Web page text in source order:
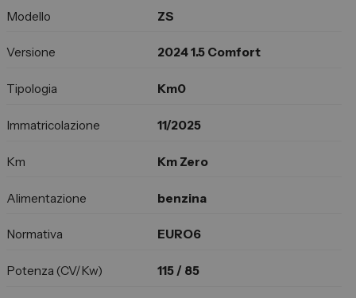
Modello ZS
Versione 2024 1.5 Comfort
Tipologia Km0
Immatricolazione 11/2025
Km Km Zero
Alimentazione benzina
Normativa EURO6
Potenza (CV/Kw) 115 / 85